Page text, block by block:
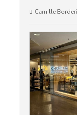
Camille